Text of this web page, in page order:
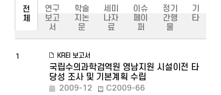
전
체
연구
보고
서
학술
지논
문
세미
나자
료
이슈
페이
퍼
정기
간행
물
기
타
1 KREI 보고서
국립수의과학검역원 영남지원 시설이전 타
당성 조사 및 기본계획 수립
2009-12
C2009-66